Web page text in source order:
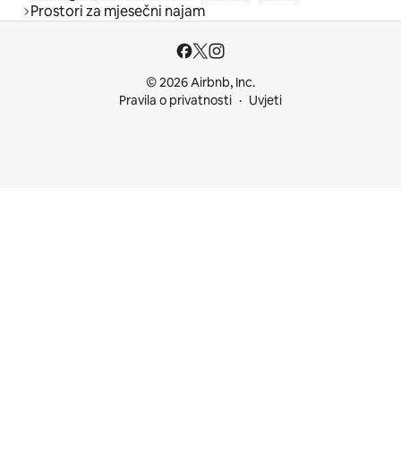
Prostori za mjesečni najam
© 2026 Airbnb, Inc.
Pravila o privatnosti
Uvjeti